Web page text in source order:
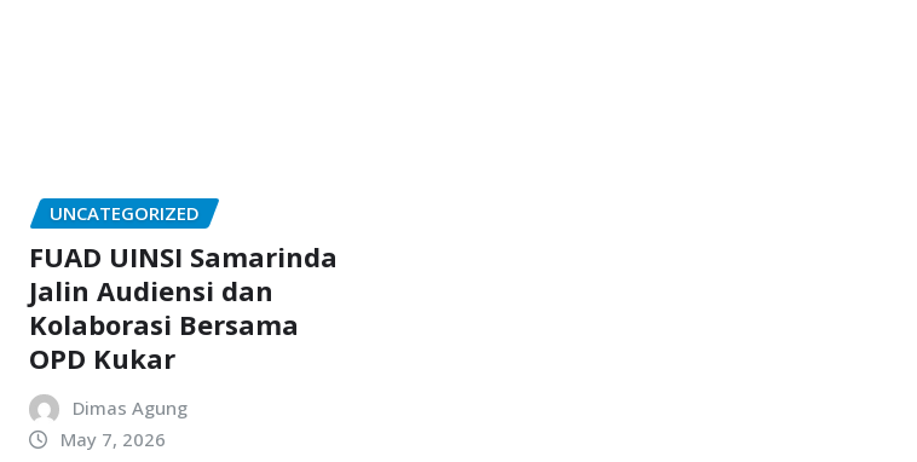
UNCATEGORIZED
FUAD UINSI Samarinda
Jalin Audiensi dan
Kolaborasi Bersama
OPD Kukar
Dimas Agung
May 7, 2026